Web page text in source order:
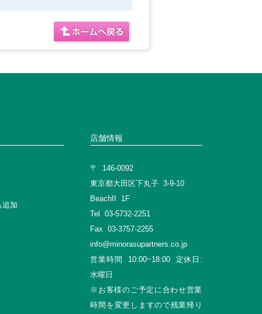
追加
店舗情報
〒 146-0092
東京都大田区下丸子 3-9-10
BeachII 1F
Tel 03-5732-2251
Fax 03-3757-2255
info@minorasupartners.co.jp
営業時間 10:00~18:00 定休日:
水曜日
※お客様のご予定に合わせ営業
時間を変更しますので残業帰り